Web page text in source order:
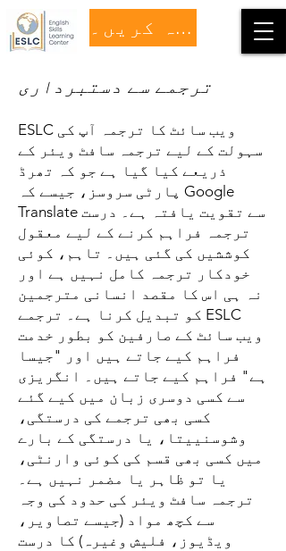
عطیہ کریں۔
ترجمے سے دستبرداری
ESLC ویب سائٹ کا ترجمہ آپ کی
سہولت کے لیے ترجمہ سافٹ ویئر کے
ذریعے کیا گیا ہے جو کہ تھرڈ
پارٹی سروسز، جیسے کہ Google
Translate سے تقویت یافتہ ہے۔ درست
ترجمہ فراہم کرنے کے لیے معقول
کوششیں کی گئی ہیں۔ تاہم، کوئی
خودکار ترجمہ کامل نہیں ہے اور
نہ ہی اس کا مقصد انسانی مترجمین
کو تبدیل کرنا ہے۔ ترجمے ESLC
ویب سائٹ کے صارفین کو بطور خدمت
فراہم کیے جاتے ہیں اور "جیسا
ہے" فراہم کیے جاتے ہیں۔ انگریزی
سے کسی دوسری زبان میں کیے گئے
کسی بھی ترجمے کی درستگی،
وشوسنییتا، یا درستگی کے بارے
میں کسی بھی قسم کی کوئی وارنٹی،
یا تو ظاہر یا مضمر نہیں ہے۔
ترجمہ سافٹ ویئر کی حدود کی وجہ
سے کچھ مواد (جیسے تصاویر،
ویڈیوز، فلیش وغیرہ) کا درست